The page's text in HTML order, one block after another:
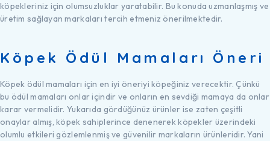
köpekleriniz için olumsuzluklar yaratabilir. Bu konuda uzmanlaşmış ve
üretim sağlayan markaları tercih etmeniz önerilmektedir.
Köpek Ödül Mamaları Öneri
Köpek ödül mamaları için en iyi öneriyi köpeğiniz verecektir. Çünkü
bu ödül mamaları onlar içindir ve onların en sevdiği mamaya da onlar
karar vermelidir. Yukarıda gördüğünüz ürünler ise zaten çeşitli
onaylar almış, köpek sahiplerince denenerek köpekler üzerindeki
olumlu etkileri gözlemlenmiş ve güvenilir markaların ürünleridir. Yani